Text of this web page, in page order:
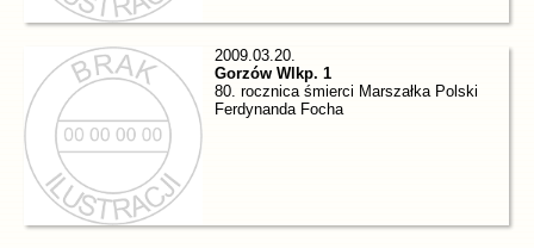
2009.03.20.
Gorzów Wlkp. 1
80. rocznica śmierci Marszałka Polski
Ferdynanda Focha